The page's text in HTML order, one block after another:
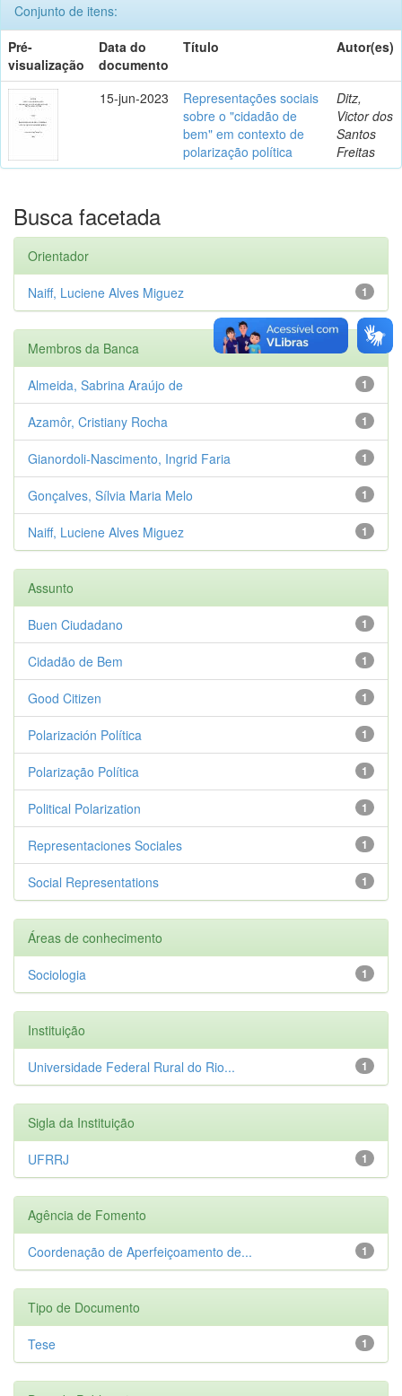
Conjunto de itens:
Pré-
visualização
Data do
documento
Título Autor(es)
15-jun-2023
Representações sociais
sobre o "cidadão de
bem" em contexto de
polarização política
Ditz,
Victor dos
Santos
Freitas
Busca facetada
Orientador
1
Naiff, Luciene Alves Miguez
Membros da Banca
1
Almeida, Sabrina Araújo de
1
Azamôr, Cristiany Rocha
1
Gianordoli-Nascimento, Ingrid Faria
1
Gonçalves, Sílvia Maria Melo
1
Naiff, Luciene Alves Miguez
Assunto
1
Buen Ciudadano
1
Cidadão de Bem
1
Good Citizen
1
Polarización Política
1
Polarização Política
1
Political Polarization
1
Representaciones Sociales
1
Social Representations
Áreas de conhecimento
1
Sociologia
Instituição
1
Universidade Federal Rural do Rio...
Sigla da Instituição
1
UFRRJ
Agência de Fomento
1
Coordenação de Aperfeiçoamento de...
Tipo de Documento
1
Tese